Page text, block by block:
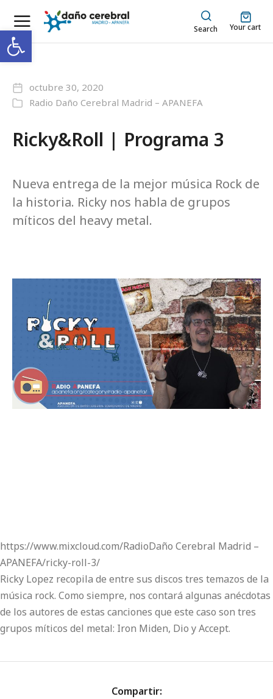
Abrir barra de herramientas Search Your cart
octubre 30, 2020
Radio Daño Cerebral Madrid – APANEFA
Ricky&Roll | Programa 3
Nueva entrega de la mejor música Rock de
la historia. Ricky nos habla de grupos
míticos del heavy metal.
https://www.mixcloud.com/RadioDaño Cerebral Madrid –
APANEFA/ricky-roll-3/
Ricky Lopez recopila de entre sus discos tres temazos de la
música rock. Como siempre, nos contará algunas anécdotas
de los autores de estas canciones que este caso son tres
grupos míticos del metal: Iron Miden, Dio y Accept.
Compartir: